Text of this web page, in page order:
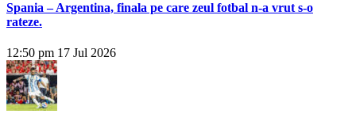
Spania – Argentina, finala pe care zeul fotbal n-a vrut s-o
rateze.
12:50 pm 17 Jul 2026